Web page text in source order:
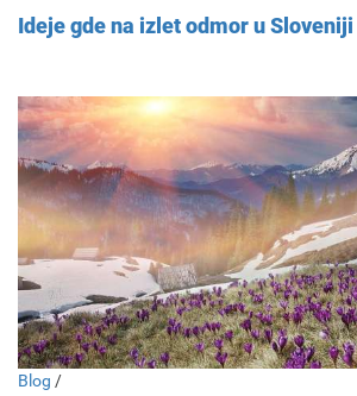
Ideje gde na izlet odmor u
Blog /